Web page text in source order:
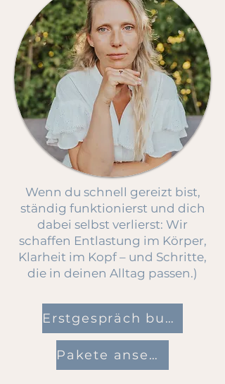
Wenn du schnell gereizt bist,
ständig funktionierst und dich
dabei selbst verlierst: Wir
schaffen Entlastung im Körper,
Klarheit im Kopf – und Schritte,
die in deinen Alltag passen.)
Erstgespräch buchen
Pakete ansehen